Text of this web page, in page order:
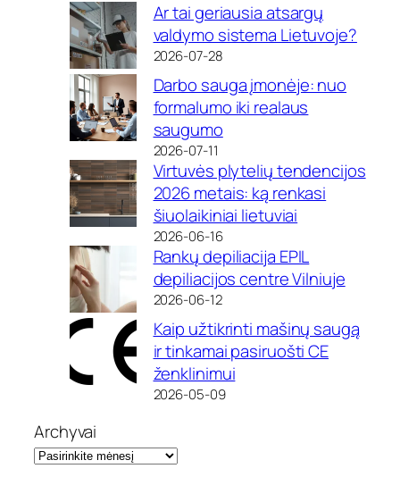
Ar tai geriausia atsargų
valdymo sistema Lietuvoje?
2026-07-28
Darbo sauga įmonėje: nuo
formalumo iki realaus
saugumo
2026-07-11
Virtuvės plytelių tendencijos
2026 metais: ką renkasi
šiuolaikiniai lietuviai
2026-06-16
Rankų depiliacija EPIL
depiliacijos centre Vilniuje
2026-06-12
Kaip užtikrinti mašinų saugą
ir tinkamai pasiruošti CE
ženklinimui
2026-05-09
Archyvai